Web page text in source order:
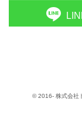
© 2016- 株式会社